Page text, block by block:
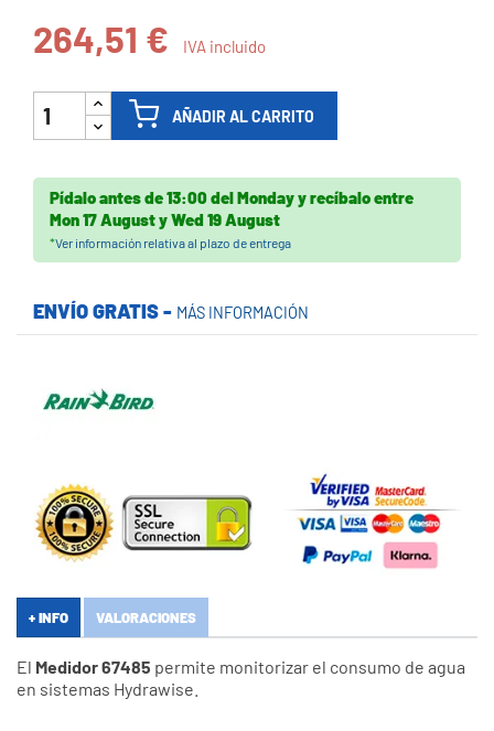
264,51 € IVA incluido
AÑADIR AL CARRITO
Pídalo antes de13:00 del Mondayy recíbaloentre
Mon 17 AugustyWed 19 August
*Ver información relativa al plazo de entrega
ENVÍO GRATIS - MÁS INFORMACIÓN
+ INFO VALORACIONES
El Medidor 67485 permite monitorizar el consumo de agua
en sistemas Hydrawise.